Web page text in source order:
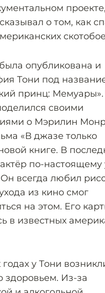
о том, как
опубликована и
Тони под
принц: Мемуары».
своими
о Мэрилин
«В джазе только
книге. В
по-настоящему
всегда любил
из кино смог
на этом. Его
в известных
у Тони
здоровьем. Из-за